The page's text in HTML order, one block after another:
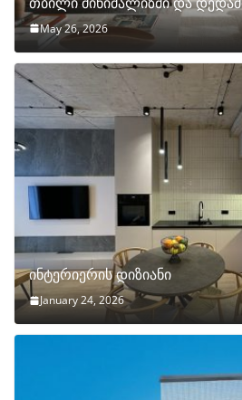
May 26, 2026
ინტერიერის დიზიანი
January 24, 2026